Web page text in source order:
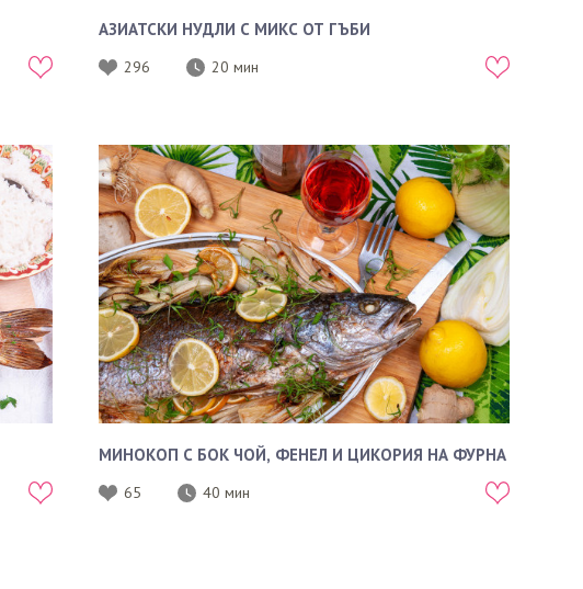
АЗИАТСКИ НУДЛИ С МИКС ОТ ГЪБИ
296 20 мин
МИНОКОП С БОК ЧОЙ, ФЕНЕЛ И ЦИКОРИЯ НА ФУРНА
65 40 мин